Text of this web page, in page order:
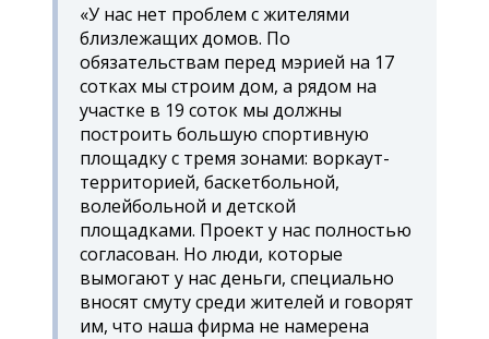
«У нас нет проблем с жителями
близлежащих домов. По
обязательствам перед мэрией на 17
сотках мы строим дом, а рядом на
участке в 19 соток мы должны
построить большую спортивную
площадку с тремя зонами: воркаут-
территорией, баскетбольной,
волейбольной и детской
площадками. Проект у нас полностью
согласован. Но люди, которые
вымогают у нас деньги, специально
вносят смуту среди жителей и говорят
им, что наша фирма не намерена